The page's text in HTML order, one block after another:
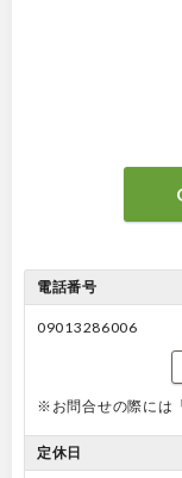
電話番号
09013286006
※お問合せの際には
定休日